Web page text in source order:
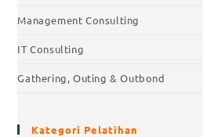
Management Consulting
IT Consulting
Gathering, Outing & Outbond
Kategori Pelatihan